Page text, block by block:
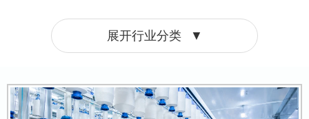
展开行业分类 ▼
纺织化纤 食品医药 石油化工 煤矿矿山